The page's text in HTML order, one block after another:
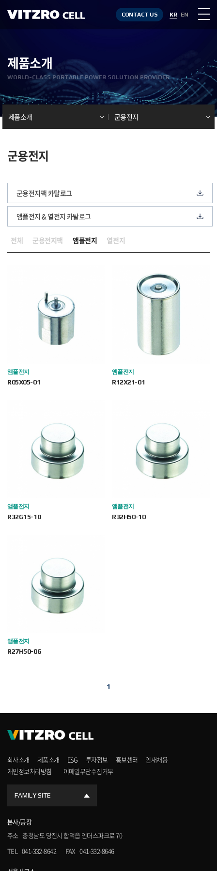
CONTACT US KR EN
제품소개
WORLD-CLASS PORTABLE POWER SOLUTION PROVIDER
제품소개 군용전지
군용전지
군용전지팩 카탈로그
앰플전지 & 열전지 카탈로그
전체 군용전지팩 앰플전지 열전지
앰플전지
R05X05-01
앰플전지
R12X21-01
앰플전지
R32G15-10
앰플전지
R32H50-10
앰플전지
R27H50-06
1
회사소개 제품소개 ESG 투자정보 홍보센터
인재채용
개인정보처리방침
이메일무단수집거부
FAMILY SITE
본사/공장
주소 충청남도 당진시 합덕읍 인더스파크로 70
TEL 041-332-8642 FAX 041-332-8646